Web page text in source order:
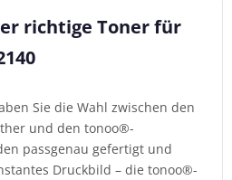
richtige Toner für
Sie die Wahl zwischen den
und den tonoo®-
passgenau gefertigt und
Druckbild – die tonoo®-